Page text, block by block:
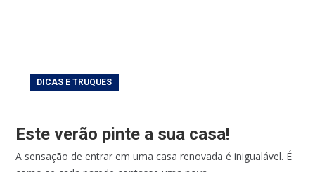
DICAS E TRUQUES
Este verão pinte a sua casa!
A sensação de entrar em uma casa renovada é inigualável. É